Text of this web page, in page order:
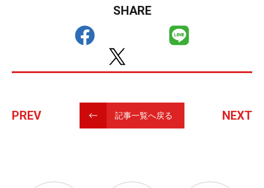
SHARE
PREV 記事一覧へ戻る NEXT